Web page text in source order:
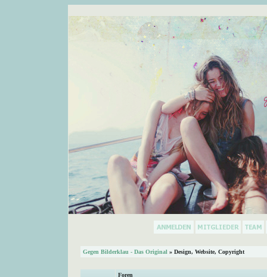
Gegen Bilderklau - Das Original » Design, Website, Copyright
Foren